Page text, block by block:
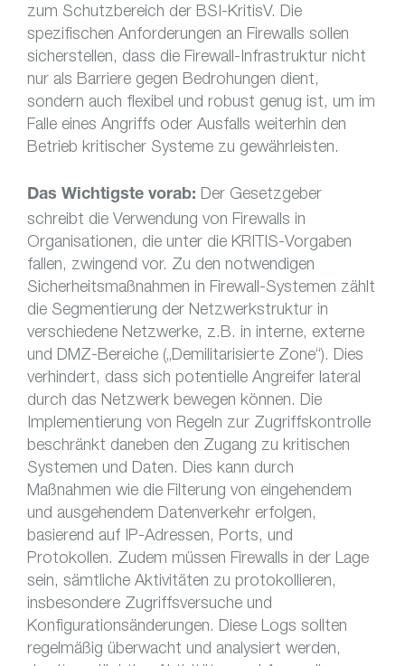
zum Schutzbereich der BSI-KritisV. Die
spezifischen Anforderungen an Firewalls sollen
sicherstellen, dass die Firewall-Infrastruktur nicht
nur als Barriere gegen Bedrohungen dient,
sondern auch flexibel und robust genug ist, um im
Falle eines Angriffs oder Ausfalls weiterhin den
Betrieb kritischer Systeme zu gewährleisten.
Das Wichtigste vorab: Der Gesetzgeber
schreibt die Verwendung von Firewalls in
Organisationen, die unter die KRITIS-Vorgaben
fallen, zwingend vor. Zu den notwendigen
Sicherheitsmaßnahmen in Firewall-Systemen zählt
die Segmentierung der Netzwerkstruktur in
verschiedene Netzwerke, z.B. in interne, externe
und DMZ-Bereiche („Demilitarisierte Zone“). Dies
verhindert, dass sich potentielle Angreifer lateral
durch das Netzwerk bewegen können. Die
Implementierung von Regeln zur Zugriffskontrolle
beschränkt daneben den Zugang zu kritischen
Systemen und Daten. Dies kann durch
Maßnahmen wie die Filterung von eingehendem
und ausgehendem Datenverkehr erfolgen,
basierend auf IP-Adressen, Ports, und
Protokollen. Zudem müssen Firewalls in der Lage
sein, sämtliche Aktivitäten zu protokollieren,
insbesondere Zugriffsversuche und
Konfigurationsänderungen. Diese Logs sollten
regelmäßig überwacht und analysiert werden,